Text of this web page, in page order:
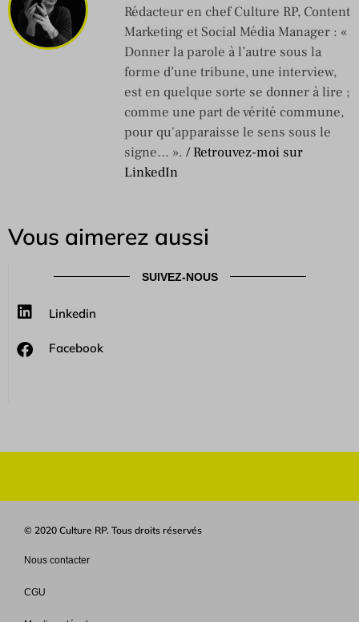
Rédacteur en chef Culture RP, Content
Marketing et Social Média Manager : «
Donner la parole à l’autre sous la
forme d’une tribune, une interview,
est en quelque sorte se donner à lire ;
comme une part de vérité commune,
pour qu'apparaisse le sens sous le
signe… ». / Retrouvez-moi sur
LinkedIn
Vous aimerez aussi
SUIVEZ-NOUS
Linkedin
Facebook
© 2020 Culture RP. Tous droits réservés
Nous contacter
CGU